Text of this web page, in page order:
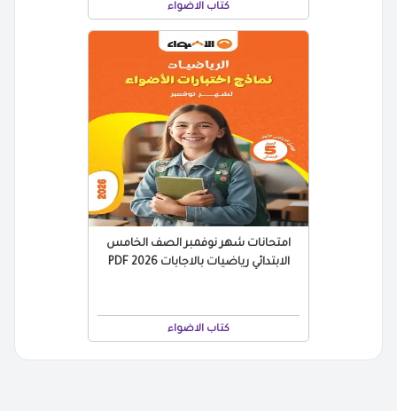
كتاب الاضواء
امتحانات شهر نوفمبر الصف الخامس
الابتدائي رياضيات بالاجابات 2026 PDF
كتاب الاضواء